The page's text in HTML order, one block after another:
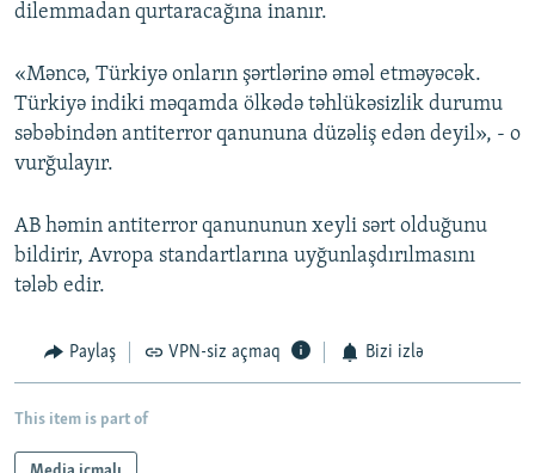
dilemmadan qurtaracağına inanır.
«Məncə, Türkiyə onların şərtlərinə əməl etməyəcək.
Türkiyə indiki məqamda ölkədə təhlükəsizlik durumu
səbəbindən antiterror qanununa düzəliş edən deyil», - o
vurğulayır.
AB həmin antiterror qanununun xeyli sərt olduğunu
bildirir, Avropa standartlarına uyğunlaşdırılmasını
tələb edir.
Paylaş VPN-siz açmaq Bizi izlə
This item is part of